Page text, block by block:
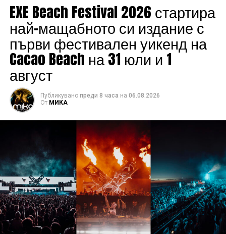
EXE Beach Festival 2026 стартира
най-мащабното си издание с
първи фестивален уикенд на
Cacao Beach на 31 юли и 1
август
Публикувано преди 8 часа на 06.08.2026
От МИКА